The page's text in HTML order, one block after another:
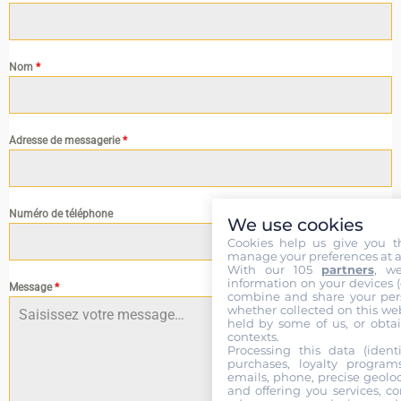
Nom *
Adresse de messagerie*
Numéro de téléphone
Message*
We use cookies
Cookies help us give you
manage your preferences at
With our 105 partners,
information on your devices
combine and share your
whether collected on this
held by some of us, or
contexts.
Processing this data
purchases, loyalty
emails, phone, precise
and offering you services,